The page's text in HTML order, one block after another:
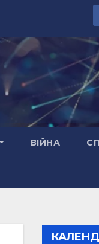
ВІЙНА